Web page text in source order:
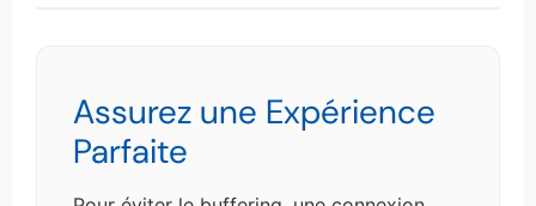
Assurez une Expérience
Parfaite